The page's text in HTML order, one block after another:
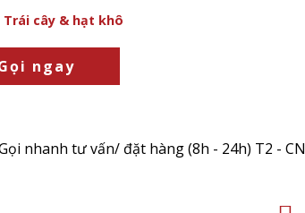
Trái cây & hạt khô
ngay
nhanh tư vấn/ đặt hàng (8h - 24h) T2 - CN